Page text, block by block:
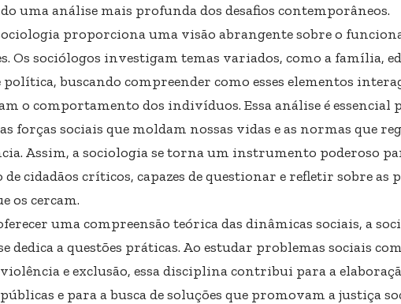
uma análise mais profunda dos desafios contemporâneos.
proporciona uma visão abrangente sobre o
Os sociólogos investigam temas variados, como a família,
buscando compreender como esses elementos
o comportamento dos indivíduos. Essa análise é essencial
forças sociais que moldam nossas vidas e as normas que
Assim, a sociologia se torna um instrumento poderoso
de cidadãos críticos, capazes de questionar e refletir sobre as
os cercam.
uma compreensão teórica das dinâmicas sociais, a
dedica a questões práticas. Ao estudar problemas sociais
e exclusão, essa disciplina contribui para a
e para a busca de soluções que promovam a justiça